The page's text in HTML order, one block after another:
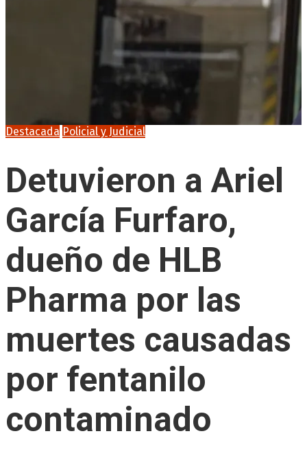
Destacada Policial y Judicial
Detuvieron a Ariel
García Furfaro,
dueño de HLB
Pharma por las
muertes causadas
por fentanilo
contaminado